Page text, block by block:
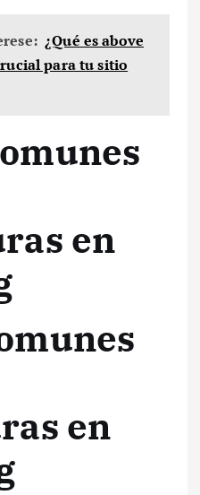
¿Qué es above
para tu sitio
en
en